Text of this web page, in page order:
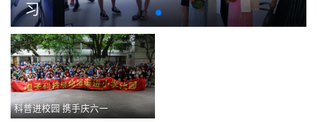
习
科普进校园 携手庆六一